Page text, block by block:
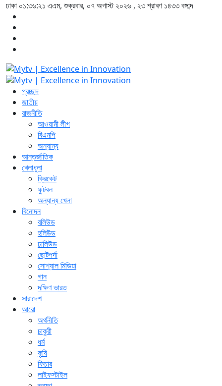
ঢাকা ০১:৩৬:২১ এএম, শুক্রবার, ০৭ অগাস্ট ২০২৬ , ২৩ শ্রাবণ ১৪৩৩বঙ্গাব্দ
প্রচ্ছদ
জাতীয়
রাজনীতি
আওয়ামী লীগ
বিএনপি
অন্যান্য
আন্তর্জাতিক
খেলাধুলা
ক্রিকেট
ফুটবল
অন্যান্য খেলা
বিনোদন
বলিউড
হলিউড
ঢালিউড
ছোটপর্দা
সোশ্যাল মিডিয়া
গান
দক্ষিণ ভারত
সারাদেশ
আরো
অর্থনীতি
চাকুরী
ধর্ম
কৃষি
ফিচার
লাইফস্টাইল